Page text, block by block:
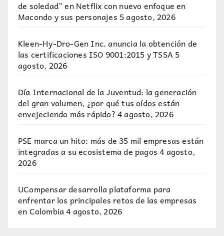
de soledad” en Netflix con nuevo enfoque en
Macondo y sus personajes 5 agosto, 2026
Kleen-Hy-Dro-Gen Inc. anuncia la obtención de
las certificaciones ISO 9001:2015 y TSSA5
agosto, 2026
Día Internacional de la Juventud: la generación
del gran volumen, ¿por qué tus oídos están
envejeciendo más rápido?4 agosto, 2026
PSE marca un hito: más de 35 mil empresas están
integradas a su ecosistema de pagos 4 agosto,
2026
UCompensar desarrolla plataforma para
enfrentar los principales retos de las empresas
en Colombia4 agosto, 2026